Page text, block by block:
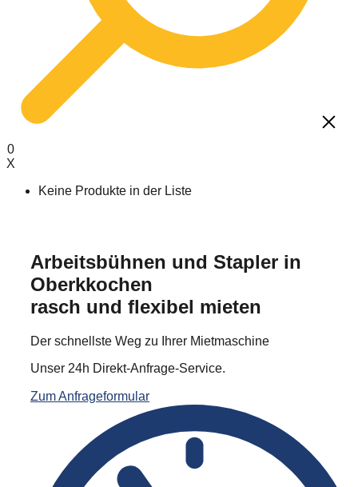
0
X
Keine Produkte in der Liste
Stapler
Teleskoplader
Minikrane & Sauganlagen
Lagertechnik
Büro- & Arbeitscontainer
IPAF-Schulung
Bedienerschulung Frontstapler
Teleskopstaplerschulung
Jährliche Unterweisung
Karriere / Ausbildung
Arbeitsbühnen und Stapler in
Oberkkochen
rasch und flexibel mieten
Der schnellste Weg zu Ihrer Mietmaschine
Unser 24h Direkt-Anfrage-Service.
Zum Anfrageformular